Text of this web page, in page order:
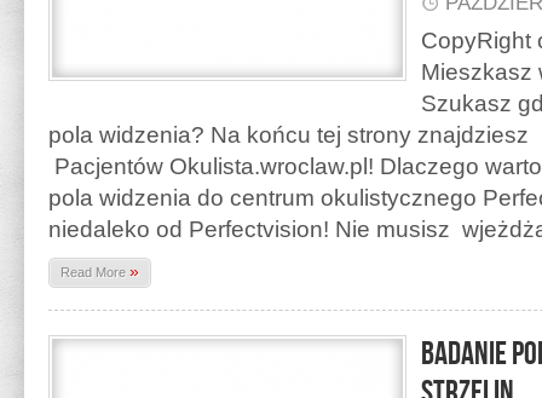
CopyRight
Mieszkasz
Szukasz
pola widzenia? Na końcu tej strony znajdziesz
Pacjentów Okulista.wroclaw.pl! Dlaczego
pola widzenia do centrum okulistycznego
niedaleko od Perfectvision! Nie musisz
Read More »
Badanie